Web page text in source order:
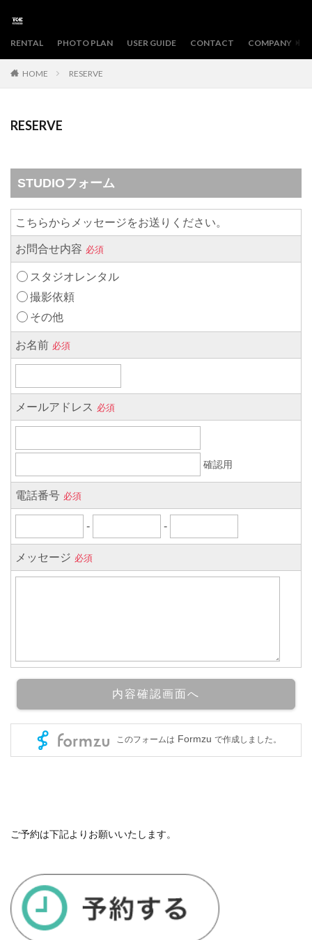
RENTAL PHOTO PLAN USER GUIDE CONTACT COMPANY
HOME RESERVE
RESERVE
ご予約は下記よりお願いいたします。